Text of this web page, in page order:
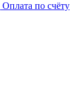
Оплата по счёту